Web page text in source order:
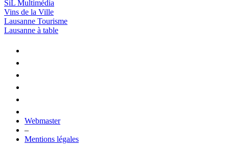
SiL Multimédia
Vins de la Ville
Lausanne Tourisme
Lausanne à table
Webmaster
–
Mentions légales